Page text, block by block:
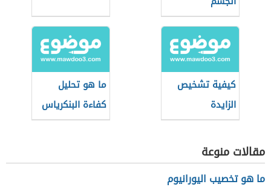
للكربوهيدرات
كيفية تشخيص
الزايدة
ما هو تحليل
كفاءة البنكرياس
مقالات منوعة
ما هو تخصيب اليورانيوم